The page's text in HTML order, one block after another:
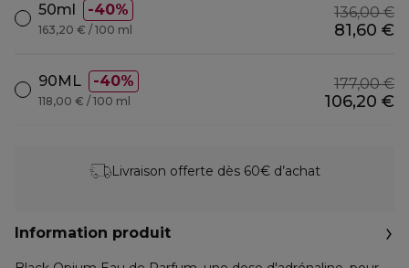
50ml 40% 136,00 €
81,60 €
163,20 € / 100 ml
90ML 40% 177,00 €
106,20 €
118,00 € / 100 ml
Livraison offerte dès 60€ d’achat
Information produit